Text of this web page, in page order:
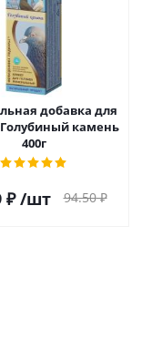
добавка для
Голубиный камень
400г
₽ /шт 94.50₽